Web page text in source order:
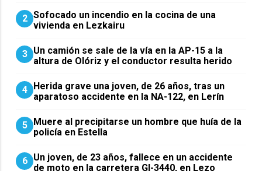
2 Sofocado un incendio en la cocina de una
vivienda en Lezkairu
3 Un camión se sale de la vía en la AP-15 a la
altura de Olóriz y el conductor resulta herido
4
Herida grave una joven, de 26 años, tras un
aparatoso accidente en la NA-122, en Lerín
5
Muere al precipitarse un hombre que huía de la
policía en Estella
6 Un joven, de 23 años, fallece en un accidente
de moto en la carretera GI-3440, en Lezo